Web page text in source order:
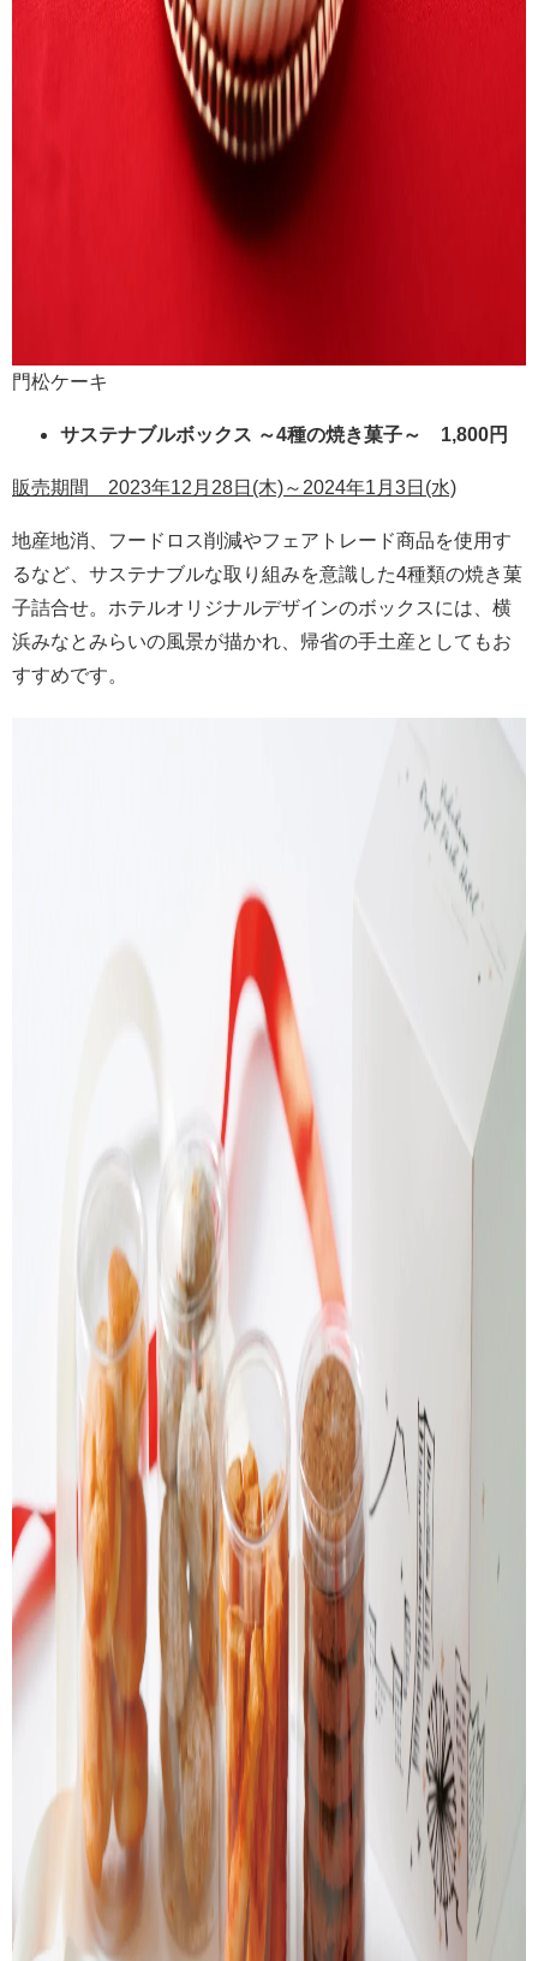
門松ケーキ
サステナブルボックス ～4種の焼き菓子～ 1,800円
販売期間 2023年12月28日(木)～2024年1月3日(水)
地産地消、フードロス削減やフェアトレード商品を使用す
るなど、サステナブルな取り組みを意識した4種類の焼き菓
子詰合せ。ホテルオリジナルデザインのボックスには、横
浜みなとみらいの風景が描かれ、帰省の手土産としてもお
すすめです。